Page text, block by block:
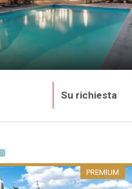
Su richiesta
PREMIUM